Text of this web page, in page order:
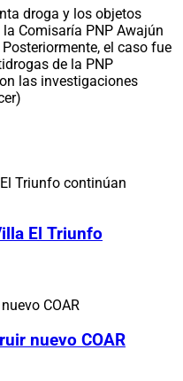
droga y los objetos
Comisaría PNP Awajún
el caso fue
de la PNP
las investigaciones
El Triunfo
nuevo COAR